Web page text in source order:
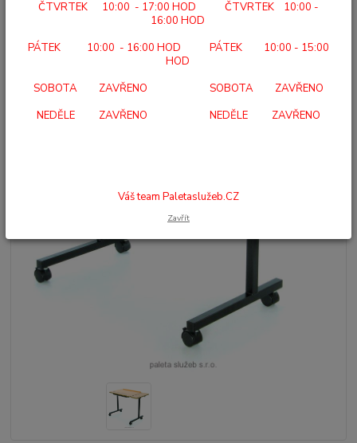
ČTVRTEK 10:00 - 17:00 HOD ČTVRTEK 10:00 -
16:00 HOD
PÁTEK 10:00 - 16:00 HOD PÁTEK 10:00 - 15:00
HOD
SOBOTA ZAVŘENO SOBOTA ZAVŘENO
NEDĚLE ZAVŘENO NEDĚLE ZAVŘENO
Váš team Paletaslužeb.CZ
Zavřít